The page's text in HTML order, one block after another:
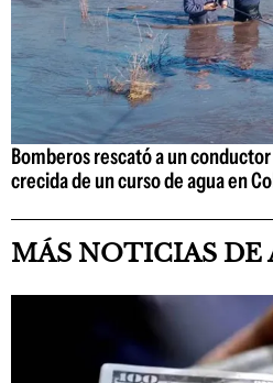
Bomberos rescató a un
crecida de un curso de agua en
MÁS NOTICIAS DE